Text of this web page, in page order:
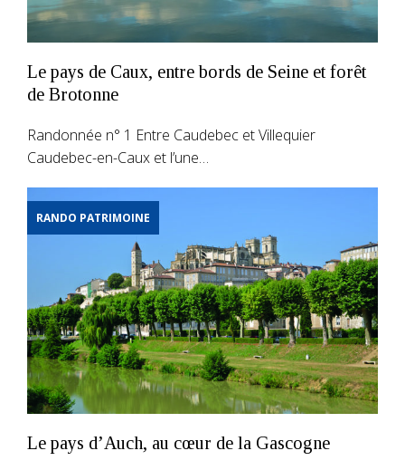
Le pays de Caux, entre bords de Seine et forêt
de Brotonne
Randonnée n° 1 Entre Caudebec et Villequier
Caudebec-en-Caux et l’une…
RANDO PATRIMOINE
Le pays d’Auch, au cœur de la Gascogne